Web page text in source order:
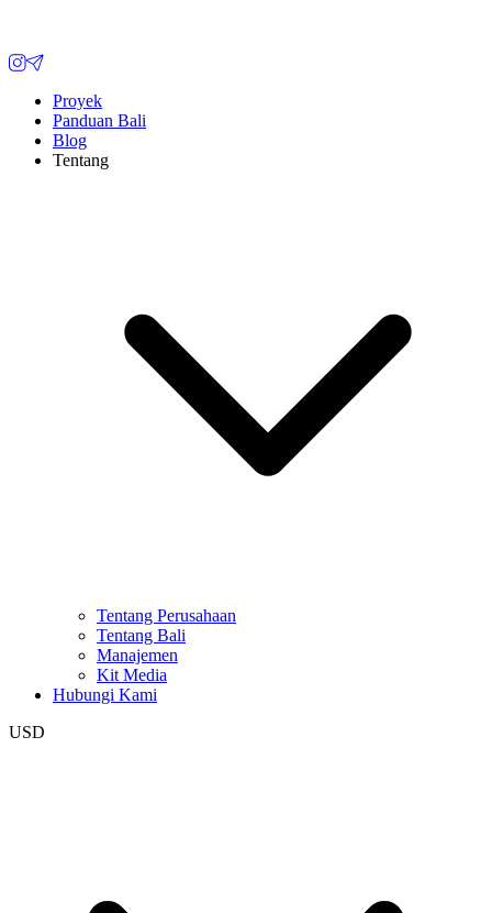
Proyek
Panduan Bali
Blog
Tentang
Tentang Perusahaan
Tentang Bali
Manajemen
Kit Media
Hubungi Kami
USD